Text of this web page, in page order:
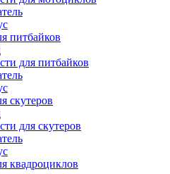
питбайков
для питбайков
скутеров
для скутеров
квадроциклов